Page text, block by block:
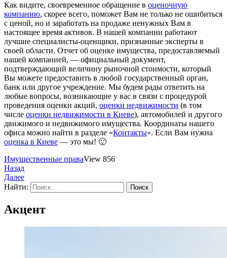
Как видите, своевременное обращение в оценочную
компанию, скорее всего, поможет Вам не только не ошибиться
с ценой, но и заработать на продаже ненужных Вам в
настоящее время активов. В нашей компании работают
лучшие специалисты-оценщики, признанные эксперты в
своей области. Отчет об оценке имущества, предоставляемый
нашей компанией, — официальный документ,
подтверждающий величину рыночной стоимости, который
Вы можете предоставить в любой государственный орган,
банк или другое учреждение. Мы будем рады ответить на
любые вопросы, возникающие у вас в связи с процедурой
проведения оценки акций, оценки недвижимости (в том
числе оценки недвижимости в Киеве), автомобилей и другого
движимого и недвижимого имущества. Координаты нашего
офиса можно найти в разделе «Контакты«. Если Вам нужна
оценка в Киеве — это мы! 🙂
Имущественные праваView 856
Назад
Далее
Найти:
Акцент